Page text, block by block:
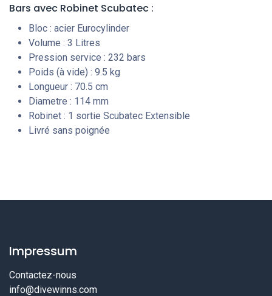
Bars avec Robinet Scubatec :
Bloc : acier Eurocylinder
Volume : 3 Litres
Pression service : 232 bars
Poids (à vide) : 9.5 kg
Longueur : 70.5 cm
Diametre : 114 mm
Robinet : 1 sortie Scubatec Extensible
Livré sans poignée
Impressum
Contactez-nous
info@divewinns.com